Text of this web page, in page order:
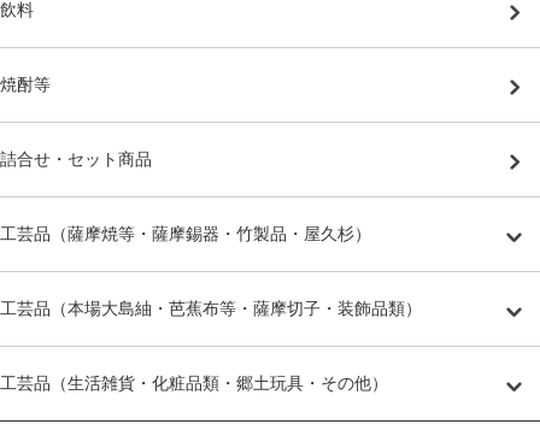
飲料
焼酎等
詰合せ・セット商品
工芸品（薩摩焼等・薩摩錫器・竹製品・屋久杉）
工芸品（本場大島紬・芭蕉布等・薩摩切子・装飾品類）
工芸品（生活雑貨・化粧品類・郷土玩具・その他）